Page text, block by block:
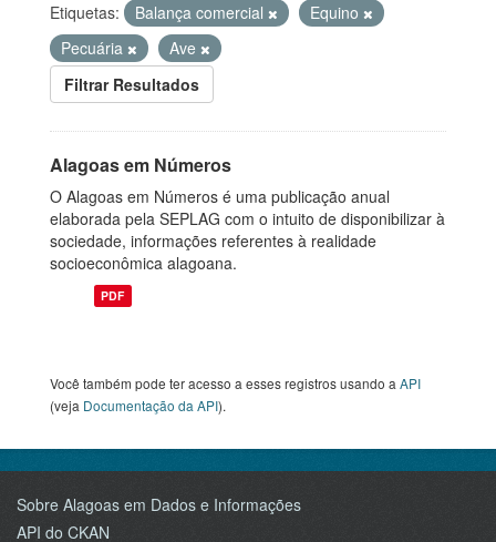
Etiquetas:
Balança comercial
Equino
Pecuária
Ave
Filtrar Resultados
Alagoas em Números
O Alagoas em Números é uma publicação anual
elaborada pela SEPLAG com o intuito de disponibilizar à
sociedade, informações referentes à realidade
socioeconômica alagoana.
PDF
Você também pode ter acesso a esses registros usando a API
(veja Documentação da API).
Sobre Alagoas em Dados e Informações
API do CKAN